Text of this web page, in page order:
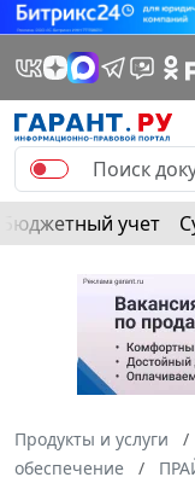
Бюджетный учет
Продукты и услуги
обеспечение